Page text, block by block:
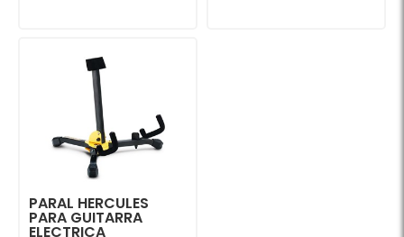
PARAL HERCULES
PARA GUITARRA
ELECTRICA